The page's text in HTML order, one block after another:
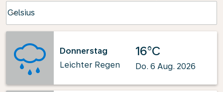
Celsius
keyboard_arrow_down
Donnerstag
Leichter Regen
16°C
Do. 6 Aug. 2026